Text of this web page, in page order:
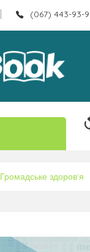
(067) 443-93-
Громадське здоров'я